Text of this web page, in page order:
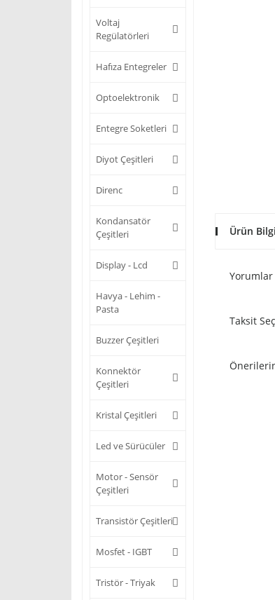
Voltaj
Regülatörleri
Hafıza Entegreler
Optoelektronik
Entegre Soketleri
Diyot Çeşitleri
Direnc
Kondansatör
Çeşitleri
Display - Lcd
Havya - Lehim -
Pasta
Buzzer Çeşitleri
Konnektör
Çeşitleri
Kristal Çeşitleri
Led ve Sürücüler
Motor - Sensör
Çeşitleri
Transistör Çeşitleri
Mosfet - IGBT
Tristör - Triyak
Ürün
Yorumlar
Taksit